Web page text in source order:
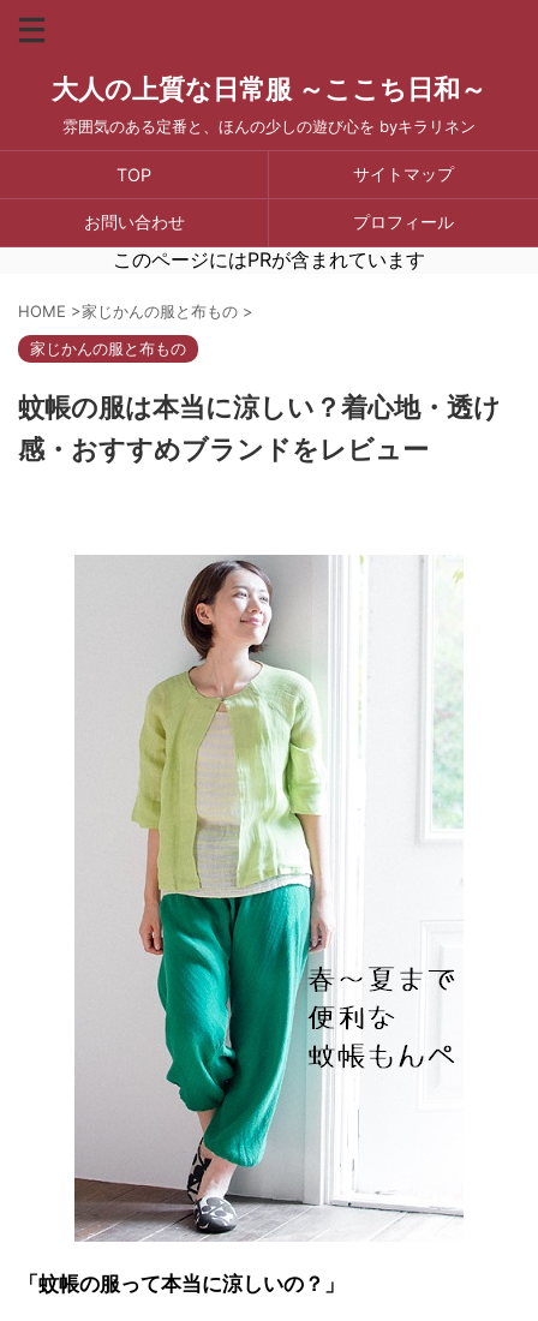
大人の上質な日常服 ～ここち日和～
雰囲気のある定番と、ほんの少しの遊び心を byキラリネン
TOP サイトマップ
お問い合わせ プロフィール
このページにはPRが含まれています
HOME >家じかんの服と布もの >
家じかんの服と布もの
蚊帳の服は本当に涼しい？着心地・透け
感・おすすめブランドをレビュー
「蚊帳の服って本当に涼しいの？」